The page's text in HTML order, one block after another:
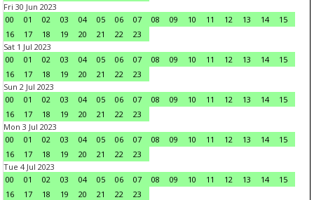
Fri 30 Jun 2023
00
01 02 03 04 05 06 07 08 09 10 11 12 13 14
15
16
17 18 19 20 21 22
23
Sat 1 Jul 2023
00
01 02 03 04 05 06 07 08 09 10 11 12 13 14
15
16
17 18 19 20 21 22
23
Sun 2 Jul 2023
00
01 02 03 04 05 06 07 08 09 10 11 12 13 14
15
16
17 18 19 20 21 22
23
Mon 3 Jul 2023
00
01 02 03 04 05 06 07 08 09 10 11 12 13 14
15
16
17 18 19 20 21 22
23
Tue 4 Jul 2023
00
01 02 03 04 05 06 07 08 09 10 11 12 13 14
15
16
17 18 19 20 21 22
23